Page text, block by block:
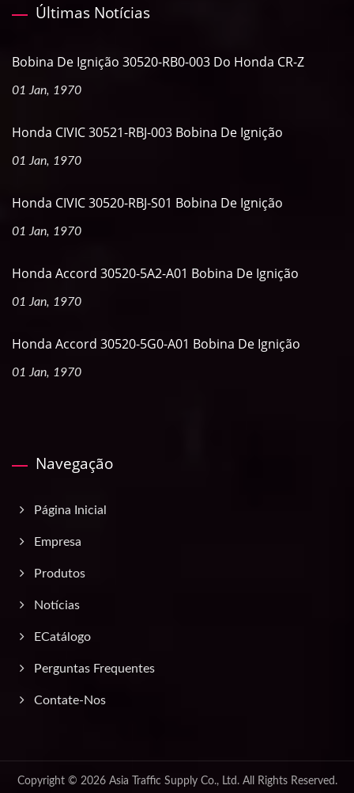
Últimas Notícias
Bobina De Ignição 30520-RB0-003 Do Honda CR-Z
01 Jan, 1970
Honda CIVIC 30521-RBJ-003 Bobina De Ignição
01 Jan, 1970
Honda CIVIC 30520-RBJ-S01 Bobina De Ignição
01 Jan, 1970
Honda Accord 30520-5A2-A01 Bobina De Ignição
01 Jan, 1970
Honda Accord 30520-5G0-A01 Bobina De Ignição
01 Jan, 1970
Navegação
Página Inicial
Empresa
Produtos
Notícias
ECatálogo
Perguntas Frequentes
Contate-Nos
Copyright © 2026 Asia Traffic Supply Co., Ltd.All Rights Reserved.